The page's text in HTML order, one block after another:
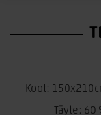
auttaa
Päällinen on
miellyttäviltä ihoa
Koot:
Täyte: